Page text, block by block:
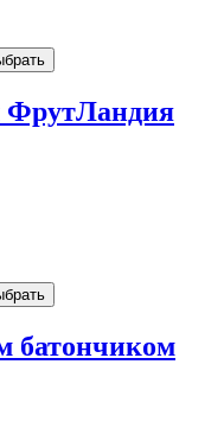
ФрутЛандия
батончиком